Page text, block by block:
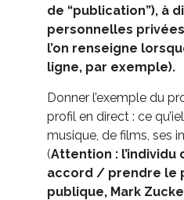
de “publication”), à
personnelles
l’on renseigne
ligne, par exemple).
Donner l’exemple du
profil en direct : ce
musique, de films, ses
(Attention : l’individu
accord / prendre le
publique, Mark